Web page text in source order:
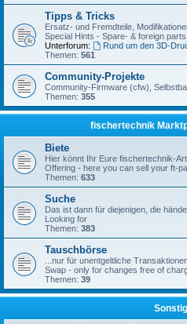
Tipps & Tricks
Ersatz- und Fremdteile,
Special Hints - Spare- & foreign
Unterforum:
Rund um den 3D-
Themen: 561
Community-Projekte
Community-Firmware (cfw),
Themen: 355
fischertechnik
Biete
Hier könnt Ihr Eure fischertechnik-
Offering - here you can sell your ft-
Themen: 633
Suche
Das ist dann für diejenigen, die
Looking for
Themen: 383
Tauschbörse
...nur für unentgeltliche
Swap - only for changes free of
Themen: 39